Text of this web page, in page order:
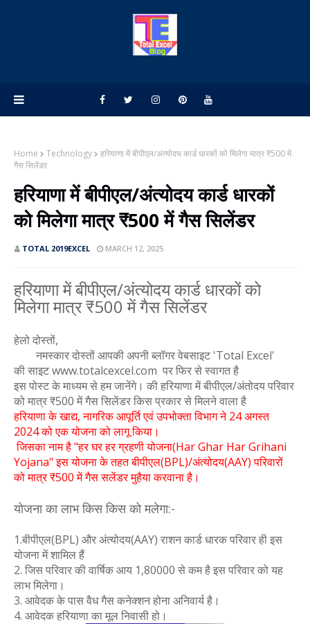
Home Technology
हरियाणा में बीपीएल/अंत्योदय कार्ड धारकों को मिलेगा मात्र ₹500 में
गैस सिलेंडर
हरियाणा में बीपीएल/अंत्योदय कार्ड धारकों
को मिलेगा मात्र ₹500 में गैस सिलेंडर
TOTAL 2019EXCEL MARCH 12, 2025
हरियाणा में बीपीएल/अंत्योदय कार्ड धारकों को
मिलेगा मात्र ₹500 में गैस सिलेंडर
हेलो दोस्तों,
नमस्कार दोस्तों आपकी अपनी ब्लॉगर वेबसाइट 'Total Excel'
की साइट www.totalcexcel.com पर फिर से स्वागत है
इस पोस्ट के माध्यम से हम जानेंगे। की हरियाणा में बीपीएल/अंतोदय परिवार
को मात्र ₹500 में गैस सिलेंडर किस प्रकार से मिलने वाला है
हरियाणा के खाद्य, नागरिक आपूर्ति एवं उपभोक्ता विभाग ने 24 अगस्त
2024 को एक योजना को लागू किया।
जिसका नाम है "हर घर हर ग्रहणी योजना(Har Ghar Har Grihani
Yojana" इस योजना के तहत बीपीएल(BPL)/अंत्योदय(AAY) परिवारों
को मात्र ₹500 में गैस सलेंडर मुहैया करवाना है।
योजना का लाभ किस किस को मलेगा:-
1.बीपीएल(BPL) और अंत्योदय(AAY) राशन कार्ड धारक परिवार ही इस
योजना में शामिल हैं
2. जिस परिवार की वार्षिक आय 1,80000 से कम है इस परिवार को यह
लाभ मिलेगा।
3. आवेदक के पास वैध गैस कनेक्शन होना अनिवार्य है।
4. आवेदक हरियाणा का मूल निवासी हो।